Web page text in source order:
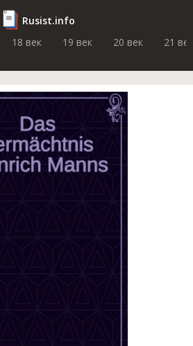
Rusist.info
18 век 19 век 20 век 21 век